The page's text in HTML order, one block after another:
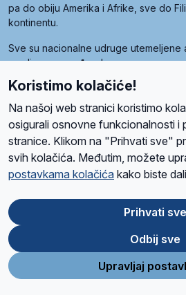
pa do obiju Amerika i Afrike, sve do
kontinentu.
Sve su nacionalne udruge utemeljene
zemljama, a međusobna su
pod nazivom Svjetska obitelj Radio
Radio Maria). Svjetsku obitelj
kojima je i hrvatska Udruga Radio
O namaRadio ProgramVolonteriPrijatelji
Ova stranica je zaštićena Google
Store
Google
Play
Koristimo kolačiće!
Na našoj web stranici koristimo
osigurali osnovne funkcionalnosti i
stranice. Klikom na "Prihvati sve"
svih kolačića. Međutim, možete
postavkama kolačića kako biste
Prihvati sve
Odbij sve
Upravljaj